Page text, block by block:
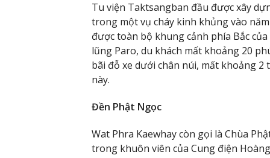
Tu viện Taktsangban đầu được xây
trong một vụ cháy kinh khủng vào
được toàn bộ khung cảnh phía Bắc
lũng Paro, du khách mất khoảng 20
bãi đỗ xe dưới chân núi, mất khoảng
này.
Đền Phật Ngọc
Wat Phra Kaewhay còn gọi là Chùa
trong khuôn viên của Cung điện